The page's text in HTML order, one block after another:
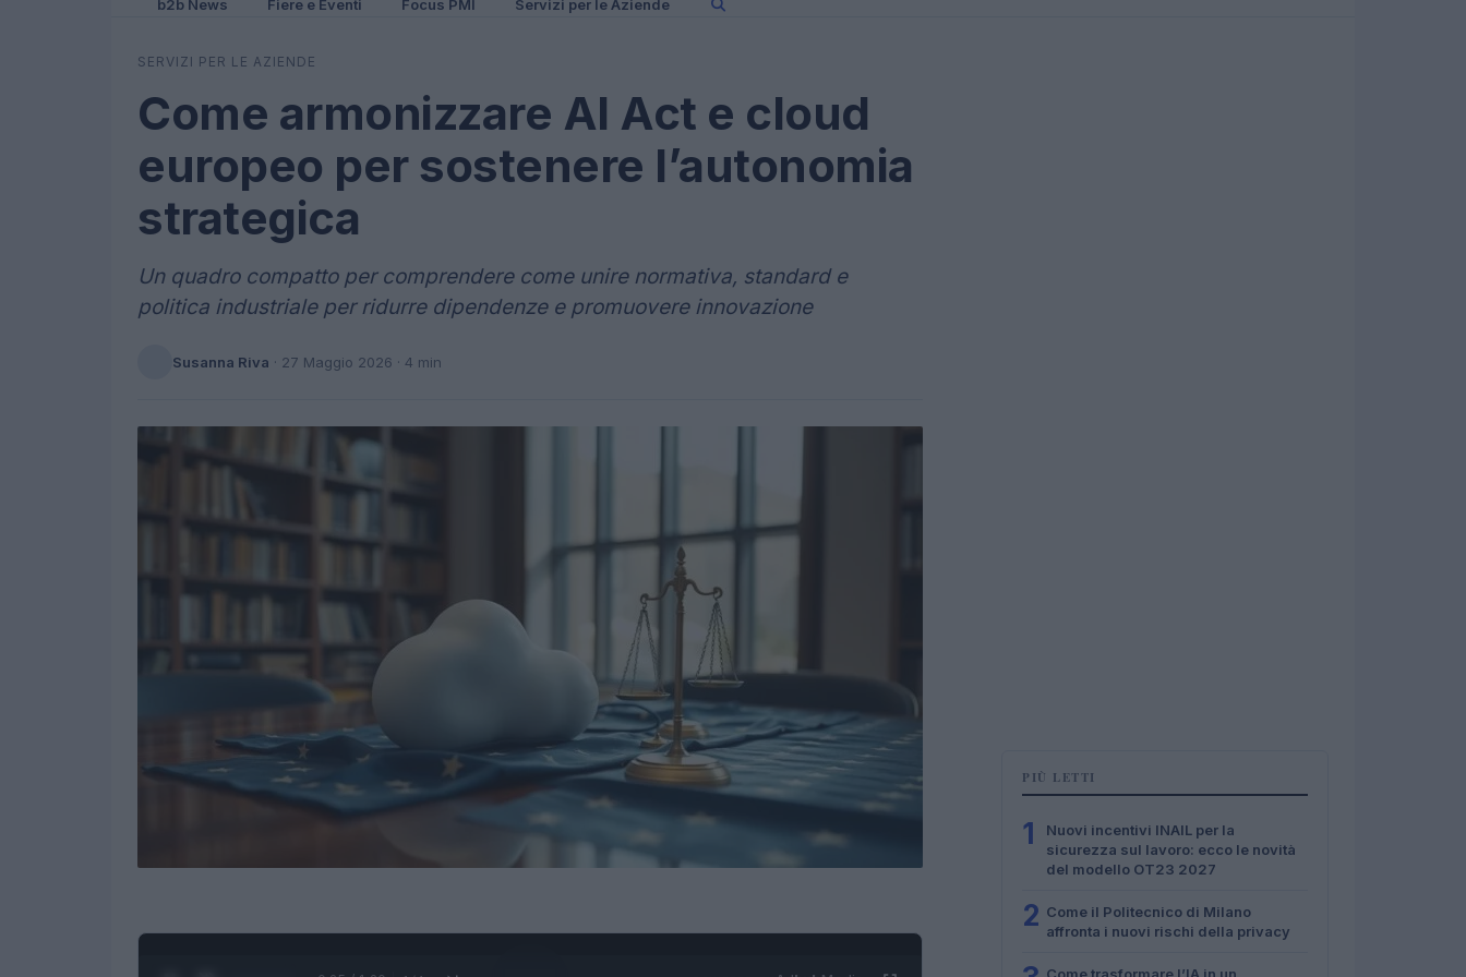
b2b News Fiere e Eventi Focus PMI Servizi per le Aziende
SERVIZI PER LE AZIENDE
Come armonizzare AI Act e cloud
europeo per sostenere l’autonomia
strategica
Un quadro compatto per comprendere come unire normativa, standard e
politica industriale per ridurre dipendenze e promuovere innovazione
Susanna Riva · 27 Maggio 2026 · 4 min
PIÙ LETTI
1
Nuovi incentivi INAIL per la
sicurezza sul lavoro: ecco le novità
del modello OT23 2027
2 Come il Politecnico di Milano
affronta i nuovi rischi della privacy